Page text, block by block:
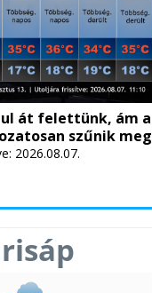
át felettünk, ám a
szűnik meg
2026.08.07.